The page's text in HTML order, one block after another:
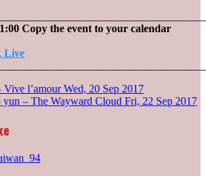
Copy the event to your calendar
Live
l’amourWed, 20 Sep 2017
– The Wayward Cloud Fri, 22 Sep 2017